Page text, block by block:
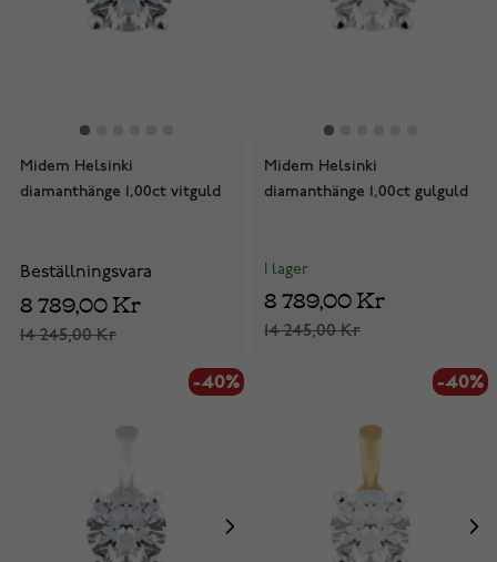
Midem Helsinki
diamanthänge 1,00ct vitguld
Beställningsvara
14 245,00 Kr
8 789,00 Kr
Midem Helsinki
diamanthänge 1,00ct gulguld
I lager
14 245,00 Kr
8 789,00 Kr
-40% -40%